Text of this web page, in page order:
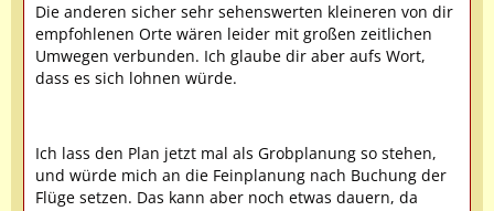
Die anderen sicher sehr sehenswerten kleineren von dir
empfohlenen Orte wären leider mit großen zeitlichen
Umwegen verbunden. Ich glaube dir aber aufs Wort,
dass es sich lohnen würde.
Ich lass den Plan jetzt mal als Grobplanung so stehen,
und würde mich an die Feinplanung nach Buchung der
Flüge setzen. Das kann aber noch etwas dauern, da